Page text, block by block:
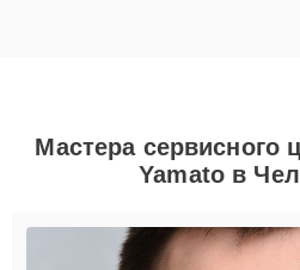
Мастера сервисного
Yamato в